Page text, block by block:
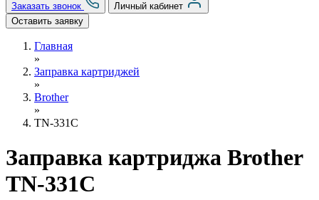
Заказать звонок
Личный кабинет
Оставить заявку
Главная
»
Заправка картриджей
»
Brother
»
TN-331C
Заправка картриджа Brother
TN-331C